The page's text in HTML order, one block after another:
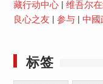
藏行动中心| 维吾尔
良心之友
参与| 中國
标签